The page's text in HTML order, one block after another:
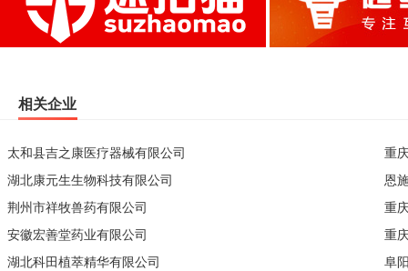
相关企业
太和县吉之康医疗器械有限公司
湖北康元生生物科技有限公司
荆州市祥牧兽药有限公司
安徽宏善堂药业有限公司
湖北科田植萃精华有限公司
重
恩
重
重
阜